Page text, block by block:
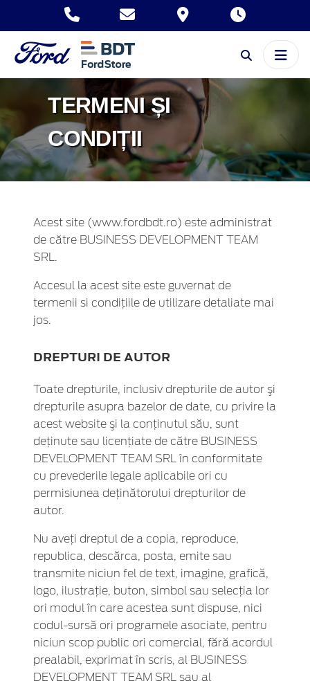
TERMENI ȘI
CONDIȚII
Acest site (www.fordbdt.ro) este administrat
de către BUSINESS DEVELOPMENT TEAM
SRL.
Accesul la acest site este guvernat de
termenii si condiţiile de utilizare detaliate mai
jos.
DREPTURI DE AUTOR
Toate drepturile, inclusiv drepturile de autor şi
drepturile asupra bazelor de date, cu privire la
acest website şi la conţinutul său, sunt
deţinute sau licenţiate de către BUSINESS
DEVELOPMENT TEAM SRL în conformitate
cu prevederile legale aplicabile ori cu
permisiunea deţinătorului drepturilor de
autor.
Nu aveţi dreptul de a copia, reproduce,
republica, descărca, posta, emite sau
transmite niciun fel de text, imagine, grafică,
logo, ilustraţie, buton, simbol sau selecţia lor
ori modul în care acestea sunt dispuse, nici
codul-sursă ori programele asociate, pentru
niciun scop public ori comercial, fără acordul
prealabil, exprimat în scris, al BUSINESS
DEVELOPMENT TEAM SRL sau al